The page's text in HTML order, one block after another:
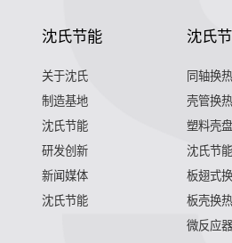
沈氏节能
关于沈氏
制造基地
沈氏节能
研发创新
新闻媒体
沈氏节能
沈氏
同轴换
壳管换
塑料壳
沈氏节
板翅式
板壳换
微反应器